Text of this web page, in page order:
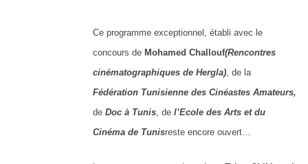
Ce programme exceptionnel, établi avec le
concours de Mohamed Challouf(Rencontres
cinématographiques de Hergla) , de la
Fédération Tunisienne des Cinéastes Amateurs,
de Doc à Tunis , de l’Ecole des Arts et du
Cinéma de Tunisreste encore ouvert…